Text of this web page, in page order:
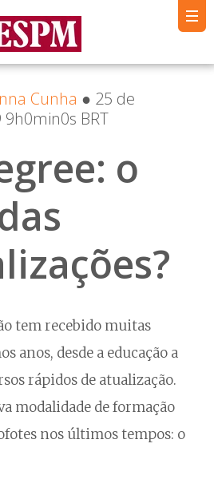
Cunha ● 25 de
BRT
o
tem recebido muitas
anos, desde a educação a
rápidos de atualização.
modalidade de formação
nos últimos tempos: o